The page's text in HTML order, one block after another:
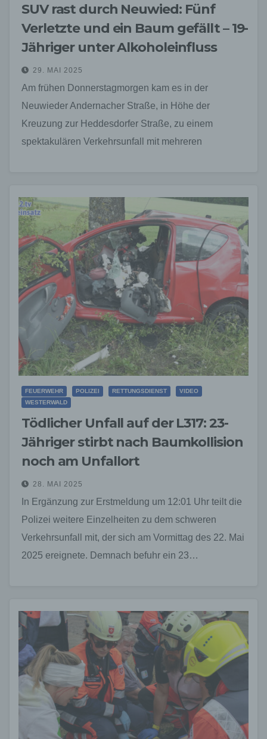
SUV rast durch Neuwied: Fünf
Verletzte und ein Baum gefällt – 19-
Jähriger unter Alkoholeinfluss
29. MAI 2025
Am frühen Donnerstagmorgen kam es in der
Neuwieder Andernacher Straße, in Höhe der
Kreuzung zur Heddesdorfer Straße, zu einem
spektakulären Verkehrsunfall mit mehreren
FEUERWEHR POLIZEI RETTUNGSDIENST
VIDEO
WESTERWALD
Tödlicher Unfall auf der L317: 23-
Jähriger stirbt nach Baumkollision
noch am Unfallort
28. MAI 2025
In Ergänzung zur Erstmeldung um 12:01 Uhr teilt die
Polizei weitere Einzelheiten zu dem schweren
Verkehrsunfall mit, der sich am Vormittag des 22. Mai
2025 ereignete. Demnach befuhr ein 23…